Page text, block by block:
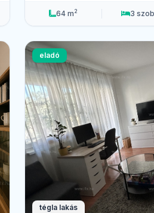
64 m2 3
eladó
tégla lakás